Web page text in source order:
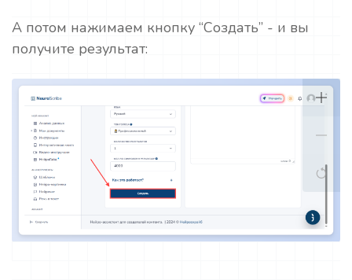
А потом нажимаем кнопку “Создать” - и вы
получите результат: